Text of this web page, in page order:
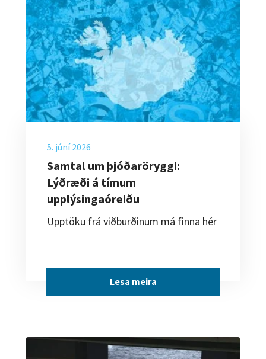
5. júní 2026
Samtal um þjóðaröryggi:
Lýðræði á tímum
upplýsingaóreiðu
Upptöku frá viðburðinum má finna hér
Lesa meira